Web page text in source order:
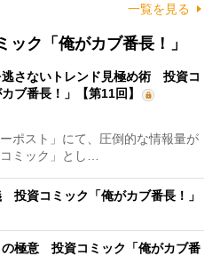
一覧を見る
ク「俺がカブ番長！」
逃さないトレンド見極め術 投資コ
ブ番長！」【第11回】
ポスト」にて、圧倒的な情報量が
ミック」とし…
投資コミック「俺がカブ番長！」
極意 投資コミック「俺がカブ番